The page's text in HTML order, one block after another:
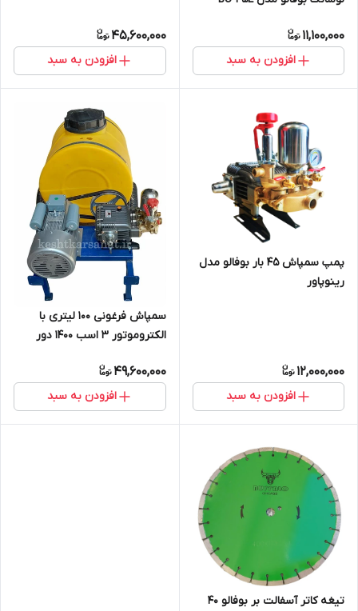
11,100,000
افزودن به سبد
45,600,000
افزودن به سبد
پمپ سمپاش 45 بار بوفالو مدل
رینوپاور
12,000,000
افزودن به سبد
سمپاش فرغونی 100 لیتری با
الکتروموتور 3 اسب 1400 دور
3 شیر بوفالو
49,600,000
افزودن به سبد
تیغه کاتر آسفالت بر بوفالو 40